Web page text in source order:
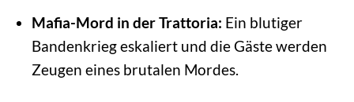
Mafia-Mord in der Trattoria: Ein blutiger
Bandenkrieg eskaliert und die Gäste werden
Zeugen eines brutalen Mordes.